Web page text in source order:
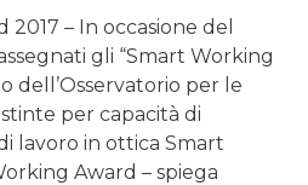
– In occasione del
gli “Smart Working
dell’Osservatorio per le
per capacità di
lavoro in ottica Smart
Award – spiega